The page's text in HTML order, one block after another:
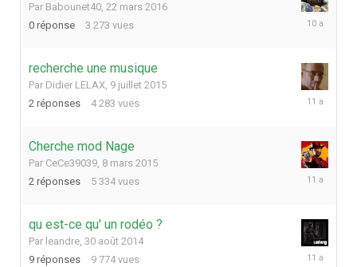
Par Babounet40, 22 mars 2016
0 réponse 3 273 vues
22
recherche une musique
Par Didier LELAX, 9 juillet 2015
2 réponses 4 283 vues
Cherche mod Nage
Par CeCe39039, 8 mars 2015
2 réponses 5 334 vues
24
qu est-ce qu' un rodéo ?
Par leandre, 30 août 2014
9 réponses 9 774 vues
11